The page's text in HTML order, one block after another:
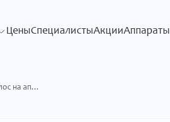
ЦеныСпециалистыАкцииАппараты
Лазерное лечение волос на аппарате Q-MASTER